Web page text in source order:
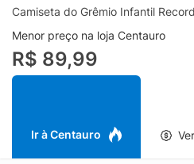
Camiseta do Grêmio Infantil
Menor preço na loja Centauro
R$ 89,99
Ir à Centauro